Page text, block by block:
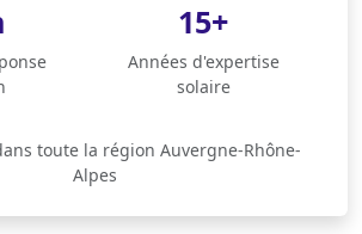
15+
Années d'expertise
solaire
toute la région Auvergne-Rhône-
Alpes